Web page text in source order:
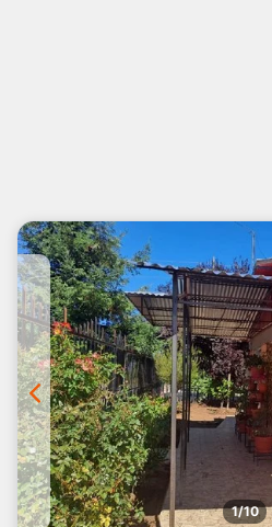
1/10